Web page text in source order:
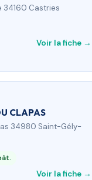
34160 Castries
Voir la fiche →
CLAPAS
34980 Saint-Gély-
Voir la fiche →